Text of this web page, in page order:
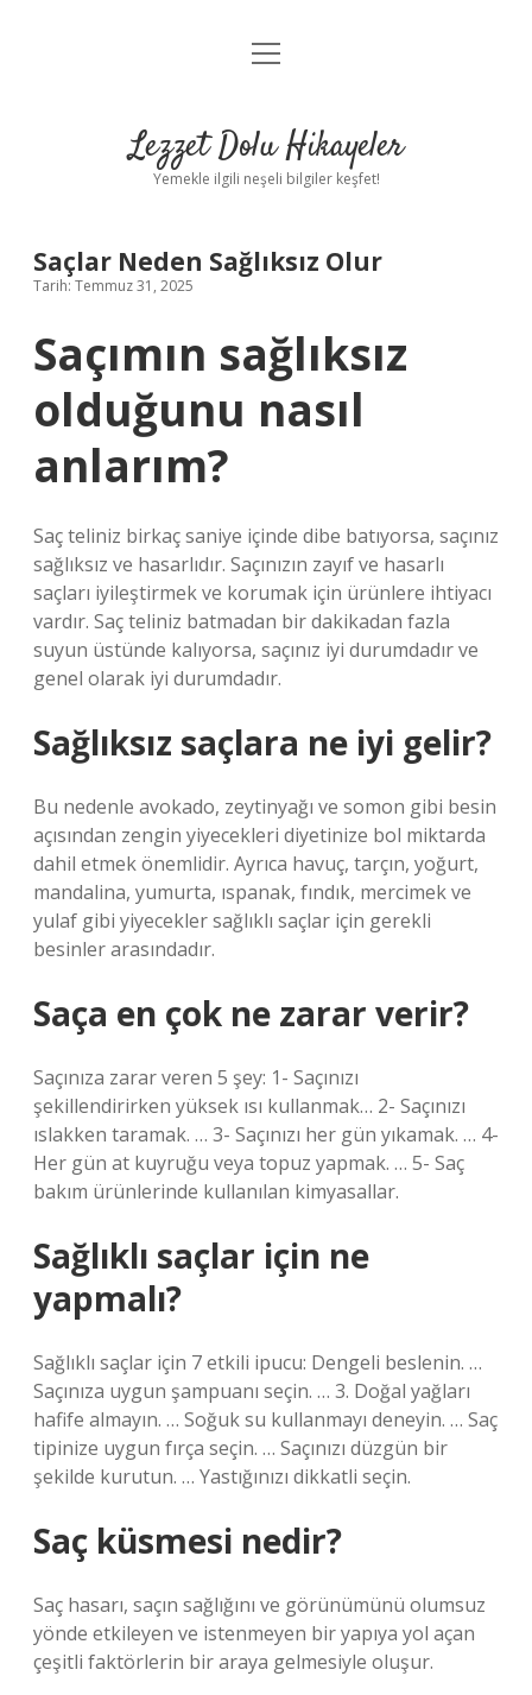
Anasayfa
Yasal Uyarı
menüyü
Lezzet Dolu Hikayeler
Yemekle ilgili neşeli bilgiler keşfet!
Saçlar Neden Sağlıksız Olur
Tarih: Temmuz 31, 2025
Saçımın sağlıksız
olduğunu nasıl
anlarım?
Saç teliniz birkaç saniye içinde dibe batıyorsa, saçınız
sağlıksız ve hasarlıdır. Saçınızın zayıf ve hasarlı
saçları iyileştirmek ve korumak için ürünlere ihtiyacı
vardır. Saç teliniz batmadan bir dakikadan fazla
suyun üstünde kalıyorsa, saçınız iyi durumdadır ve
genel olarak iyi durumdadır.
Sağlıksız saçlara ne iyi gelir?
Bu nedenle avokado, zeytinyağı ve somon gibi besin
açısından zengin yiyecekleri diyetinize bol miktarda
dahil etmek önemlidir. Ayrıca havuç, tarçın, yoğurt,
mandalina, yumurta, ıspanak, fındık, mercimek ve
yulaf gibi yiyecekler sağlıklı saçlar için gerekli
besinler arasındadır.
Saça en çok ne zarar verir?
Saçınıza zarar veren 5 şey: 1- Saçınızı
şekillendirirken yüksek ısı kullanmak… 2- Saçınızı
ıslakken taramak. … 3- Saçınızı her gün yıkamak. … 4-
Her gün at kuyruğu veya topuz yapmak. … 5- Saç
bakım ürünlerinde kullanılan kimyasallar.
Sağlıklı saçlar için ne
yapmalı?
Sağlıklı saçlar için 7 etkili ipucu: Dengeli beslenin. …
Saçınıza uygun şampuanı seçin. … 3. Doğal yağları
hafife almayın. … Soğuk su kullanmayı deneyin. … Saç
tipinize uygun fırça seçin. … Saçınızı düzgün bir
şekilde kurutun. … Yastığınızı dikkatli seçin.
Saç küsmesi nedir?
Saç hasarı, saçın sağlığını ve görünümünü olumsuz
yönde etkileyen ve istenmeyen bir yapıya yol açan
çeşitli faktörlerin bir araya gelmesiyle oluşur.